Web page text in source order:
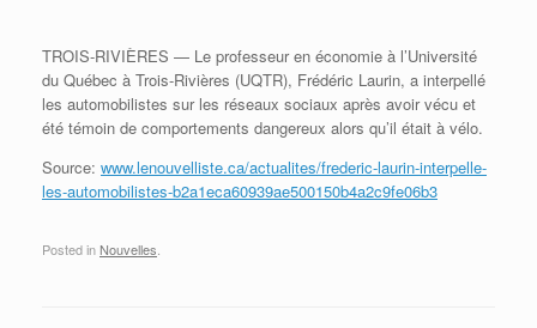
TROIS-RIVIÈRES — Le professeur en économie à l’Université
du Québec à Trois-Rivières (UQTR), Frédéric Laurin, a interpellé
les automobilistes sur les réseaux sociaux après avoir vécu et
été témoin de comportements dangereux alors qu’il était à vélo.
Source: www.lenouvelliste.ca/actualites/frederic-laurin-interpelle-
les-automobilistes-b2a1eca60939ae500150b4a2c9fe06b3
Posted in Nouvelles